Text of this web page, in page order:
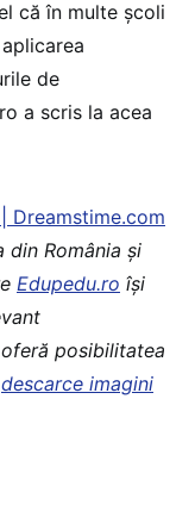
că în multe şcoli
de
a scris la acea
Dreamstime.com
din România şi
Edupedu.ro îşi
posibilitatea
descarce imagini